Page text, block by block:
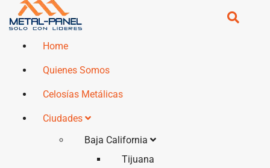
Home
Quienes Somos
Celosías Metálicas
Ciudades
Baja California
Tijuana